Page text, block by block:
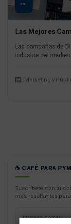
ENE
Las Mejores
Las campañas de
industria del
Marketing y
☕ CAFÉ PARA
Suscríbete con tu
más resaltantes